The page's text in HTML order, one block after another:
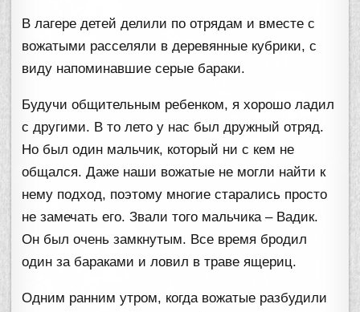
В лагере детей делили по отрядам и вместе с
вожатыми расселяли в деревянные кубрики, с
виду напоминавшие серые бараки.
Будучи общительным ребенком, я хорошо ладил
с другими. В то лето у нас был дружный отряд.
Но был один мальчик, который ни с кем не
общался. Даже наши вожатые не могли найти к
нему подход, поэтому многие старались просто
не замечать его. Звали того мальчика – Вадик.
Он был очень замкнутым. Все время бродил
один за бараками и ловил в траве ящериц.
Одним ранним утром, когда вожатые разбудили